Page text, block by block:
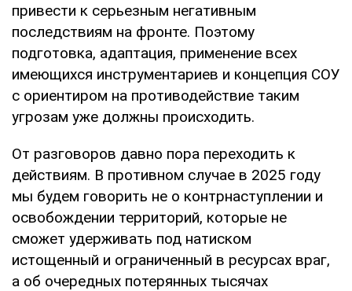
привести к серьезным негативным
последствиям на фронте. Поэтому
подготовка, адаптация, применение всех
имеющихся инструментариев и концепция СОУ
с ориентиром на противодействие таким
угрозам уже должны происходить.
От разговоров давно пора переходить к
действиям. В противном случае в 2025 году
мы будем говорить не о контрнаступлении и
освобождении территорий, которые не
сможет удерживать под натиском
истощенный и ограниченный в ресурсах враг,
а об очередных потерянных тысячах